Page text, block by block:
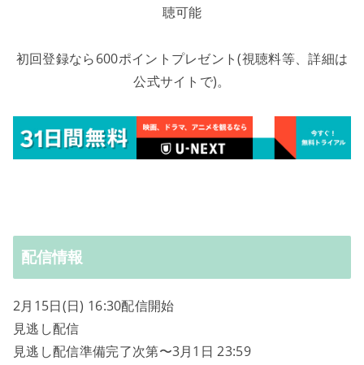
聴可能
初回登録なら600ポイントプレゼント(視聴料等、詳細は
公式サイトで)。
配信情報
2月15日(日) 16:30配信開始
見逃し配信
見逃し配信準備完了次第〜3月1日 23:59